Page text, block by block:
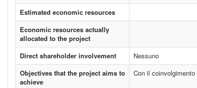
Estimated economic resources
Economic resources actually
allocated to the project
Direct shareholder involvement
Nessuno
Objectives that the project aims to
achieve
Con il